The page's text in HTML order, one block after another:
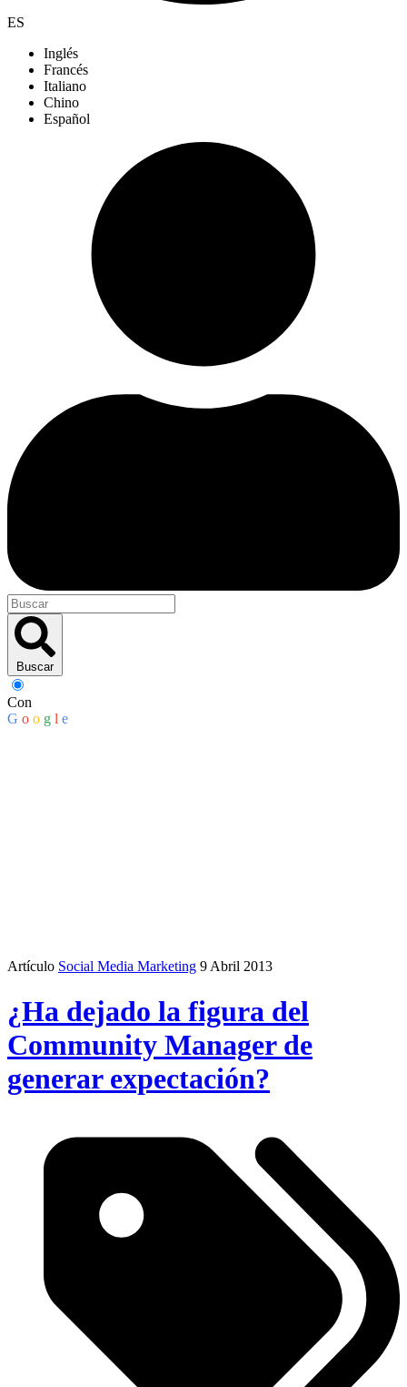
ES
Inglés
Francés
Italiano
Chino
Español
Buscar
Con
G o o g l e
Artículo Social Media Marketing 9 Abril 2013
¿Ha dejado la figura del
Community Manager de
generar expectación?